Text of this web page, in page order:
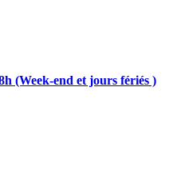
(Week-end et jours fériés )